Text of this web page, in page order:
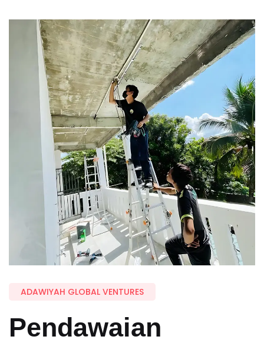
ADAWIYAH GLOBAL VENTURES
Pendawaian